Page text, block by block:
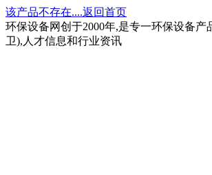
该产品不存在....返回首页
环保设备网创于2000年,是专一环保设备
卫),人才信息和行业资讯